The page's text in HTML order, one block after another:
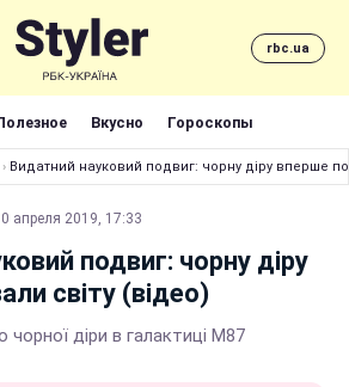
rbc.ua
Вкусно Гороскопы
› Видатний науковий подвиг: чорну діру вперше
апреля 2019, 17:33
подвиг: чорну діру
світу (відео)
діри в галактиці M87